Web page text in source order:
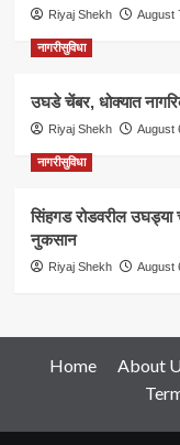
Riyaj Shekh August
नागरीसुविधा
उघडे चेंबर, धोक्यात
Riyaj Shekh August
नागरीसुविधा
सिंहगड रोडवरील उघड्या
नुकसान
Riyaj Shekh August
Home About